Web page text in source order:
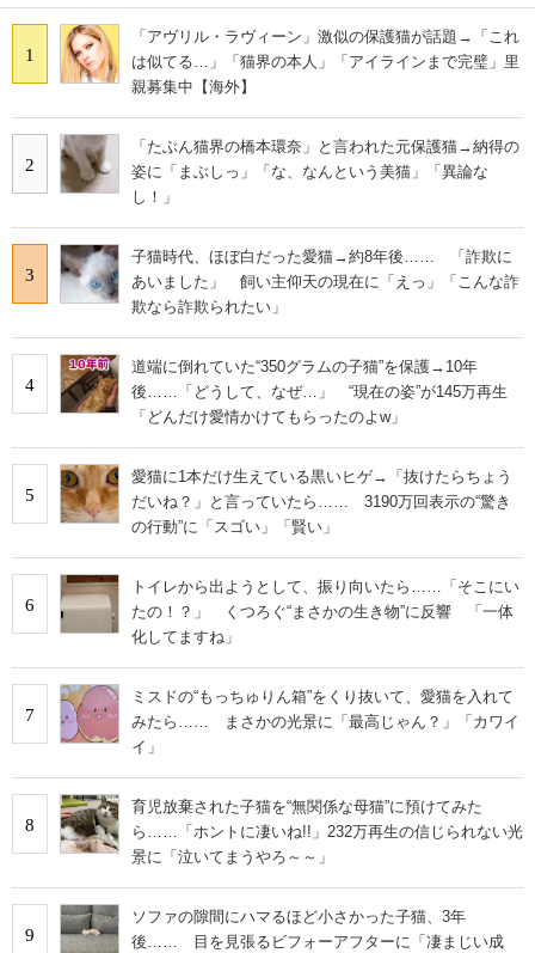
1
「アヴリル・ラヴィーン」激似の保護猫が話題→「これ
は似てる…」「猫界の本人」「アイラインまで完璧」里
親募集中【海外】
2
「たぶん猫界の橋本環奈」と言われた元保護猫→納得の
姿に「まぶしっ」「な、なんという美猫」「異論な
し！」
3
子猫時代、ほぼ白だった愛猫→約8年後…… 「詐欺に
あいました」 飼い主仰天の現在に「えっ」「こんな詐
欺なら詐欺られたい」
4
道端に倒れていた“350グラムの子猫”を保護→10年
後……「どうして、なぜ…」 “現在の姿”が145万再生
「どんだけ愛情かけてもらったのよw」
5
愛猫に1本だけ生えている黒いヒゲ→「抜けたらちょう
だいね？」と言っていたら…… 3190万回表示の“驚き
の行動”に「スゴい」「賢い」
6
トイレから出ようとして、振り向いたら……「そこにい
たの！？」 くつろぐ“まさかの生き物”に反響 「一体
化してますね」
7
ミスドの“もっちゅりん箱”をくり抜いて、愛猫を入れて
みたら…… まさかの光景に「最高じゃん？」「カワイ
イ」
8
育児放棄された子猫を“無関係な母猫”に預けてみた
ら……「ホントに凄いね!!」232万再生の信じられない光
景に「泣いてまうやろ～～」
9
ソファの隙間にハマるほど小さかった子猫、3年
後…… 目を見張るビフォーアフターに「凄まじい成